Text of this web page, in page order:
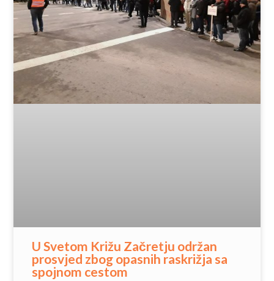
U Svetom Križu Začretju održan
prosvjed zbog opasnih raskrižja sa
spojnom cestom